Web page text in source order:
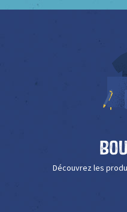
Découvrez les